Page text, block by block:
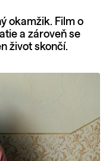
okamžik. Film o
a zároveň se
život skončí.